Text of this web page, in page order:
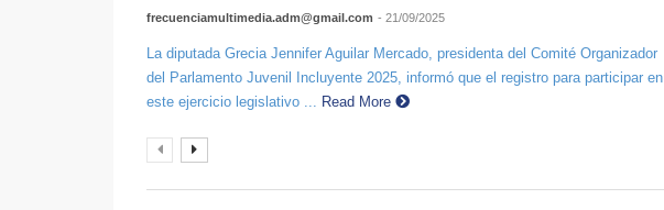
frecuenciamultimedia.adm@gmail.com - 21/09/2025
La diputada Grecia Jennifer Aguilar Mercado, presidenta del Comité Organizador
del Parlamento Juvenil Incluyente 2025, informó que el registro para participar en
este ejercicio legislativo ... Read More